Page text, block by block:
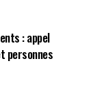
: appel
personnes